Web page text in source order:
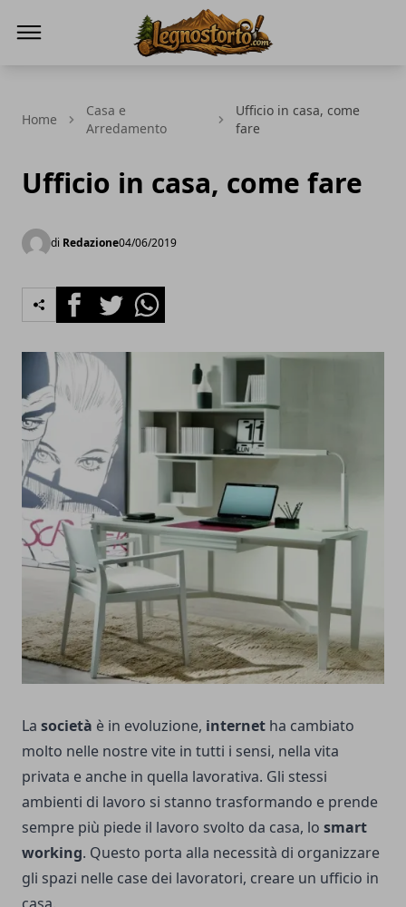
Home
Casa e
Arredamento
Ufficio in casa, come
fare
Ufficio in casa, come fare
di Redazione04/06/2019
FacebookTwitterWhatsapp
La società è in evoluzione, internet ha cambiato
molto nelle nostre vite in tutti i sensi, nella vita
privata e anche in quella lavorativa. Gli stessi
ambienti di lavoro si stanno trasformando e prende
sempre più piede il lavoro svolto da casa, lo smart
working. Questo porta alla necessità di organizzare
gli spazi nelle case dei lavoratori, creare un ufficio in
casa.